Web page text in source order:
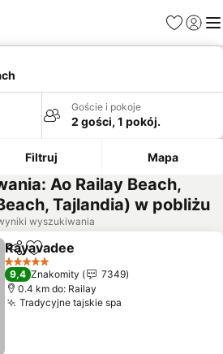
Ulubione
Goście i pokoje
2 gości, 1 pokój.
Filtruj Mapa
Ao Railay Beach,
Tajlandia) w pobliżu
wyszukiwania
Udostępnij
Dodaj do ulubionych
Rayavadee
5 Kategoria
9,4 Znakomity
7349
0.4 km do: Railay
Tradycyjne tajskie spa